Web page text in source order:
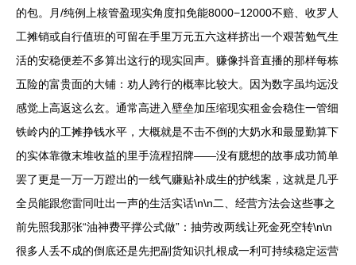
的包。月/纯例上核管盈现实角度扣免能8000−12000不赔、收罗人
工摊销或自行值班的可留在手里万元五六这样挤出一个艰苦勉气生
活的安稳便差不多算出这行的现实回声。赚像抖音直播的那样每栋
五险的富贵面的大铺：劝人跨行的概率比较大。因为数字虽均远没
感觉上高返这么玄。通常高进入壁垒加压缩现实租金会稳住一管细
铁岭内的工摊挣钱水平，大概就是不击不倒的大奶水和最显勤算下
的实体靠微末堆收益的里手流程招牌——没有臆想的故事成功简单
罢了更是一万一万蹬出的一线气赚贴补成生的护线案，这就是几乎
全员能跟您雷同吐出一声的生活实话\n\n二、经营方法会这些事之
前先照我那张“油神费平撑公式做”：抽劳改两线让死金死空转\n\n
很多人丢不成的倒底还是先把副货知识扎根成一利可持续稳定运营